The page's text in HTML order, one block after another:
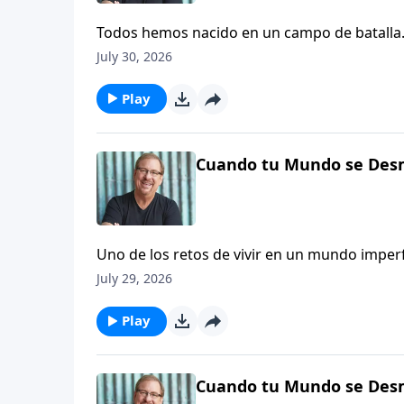
Todos hemos nacido en un campo de
Seamos quienes seamos, formamos parte
nuestra lucha no es POR la victoria; nuestra
July 30, 2026
Play
Cuando tu Mundo se
Uno de los retos de vivir en un mundo
que tu vida no tiene arreglo, te equivocas.
pueda parecer tu vida, no importa lo mal
restaurarte.
July 29, 2026
Play
Cuando tu Mundo se